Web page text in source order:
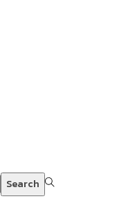
Search